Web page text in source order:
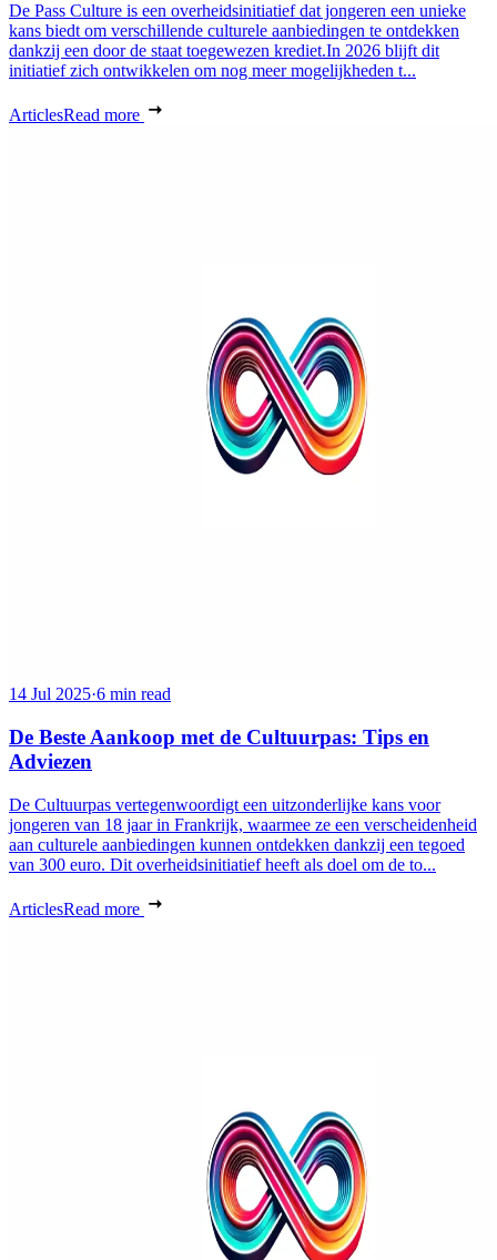
De Pass Culture is een overheidsinitiatief dat jongeren een unieke
kans biedt om verschillende culturele aanbiedingen te ontdekken
dankzij een door de staat toegewezen krediet.In 2026 blijft dit
initiatief zich ontwikkelen om nog meer mogelijkheden t...
ArticlesRead more
14 Jul 2025·6 min read
De Beste Aankoop met de Cultuurpas: Tips en
Adviezen
De Cultuurpas vertegenwoordigt een uitzonderlijke kans voor
jongeren van 18 jaar in Frankrijk, waarmee ze een verscheidenheid
aan culturele aanbiedingen kunnen ontdekken dankzij een tegoed
van 300 euro. Dit overheidsinitiatief heeft als doel om de to...
ArticlesRead more